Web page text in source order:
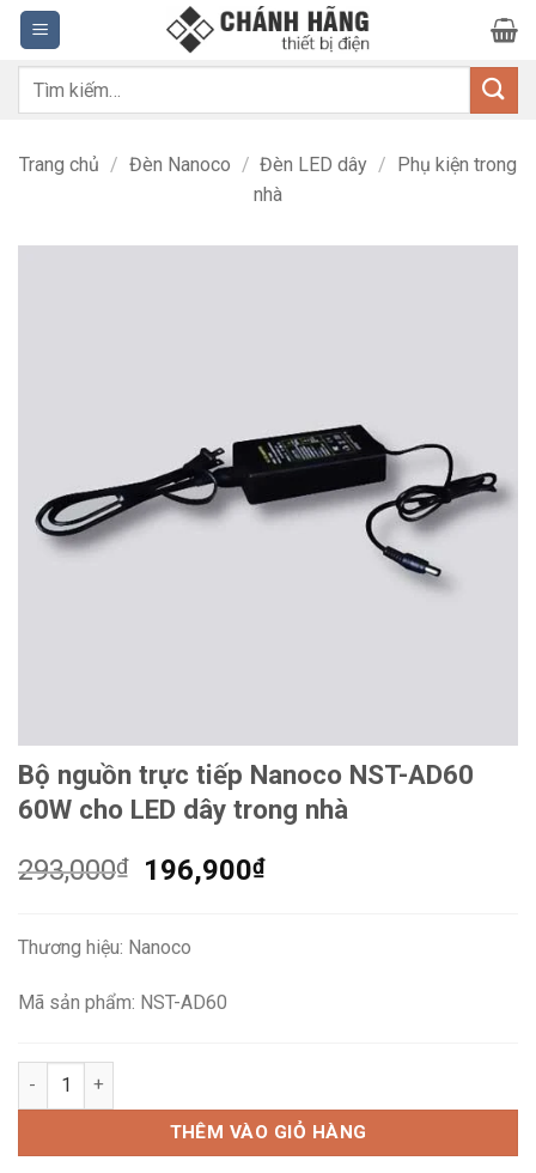
Bỏ
qua
nội
dung
Tìm
Trang chủ / Đèn Nanoco / Đèn LED dây / Phụ kiện trong
nhà
Bộ nguồn trực tiếp Nanoco NST-AD60
60W cho LED dây trong nhà
293,000₫
Giá
293,000₫.
196,900₫Giá
Thương hiệu: Nanoco
Mã sản phẩm: NST-AD60
Bộ nguồn trực tiếp Nanoco NST-AD60 60W cho LED dây trong
THÊM VÀO GIỎ HÀNG